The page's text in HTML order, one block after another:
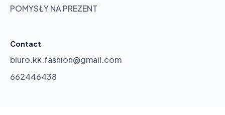
POMYSŁY NA PREZENT
Contact
biuro.kk.fashion@gmail.com
662446438